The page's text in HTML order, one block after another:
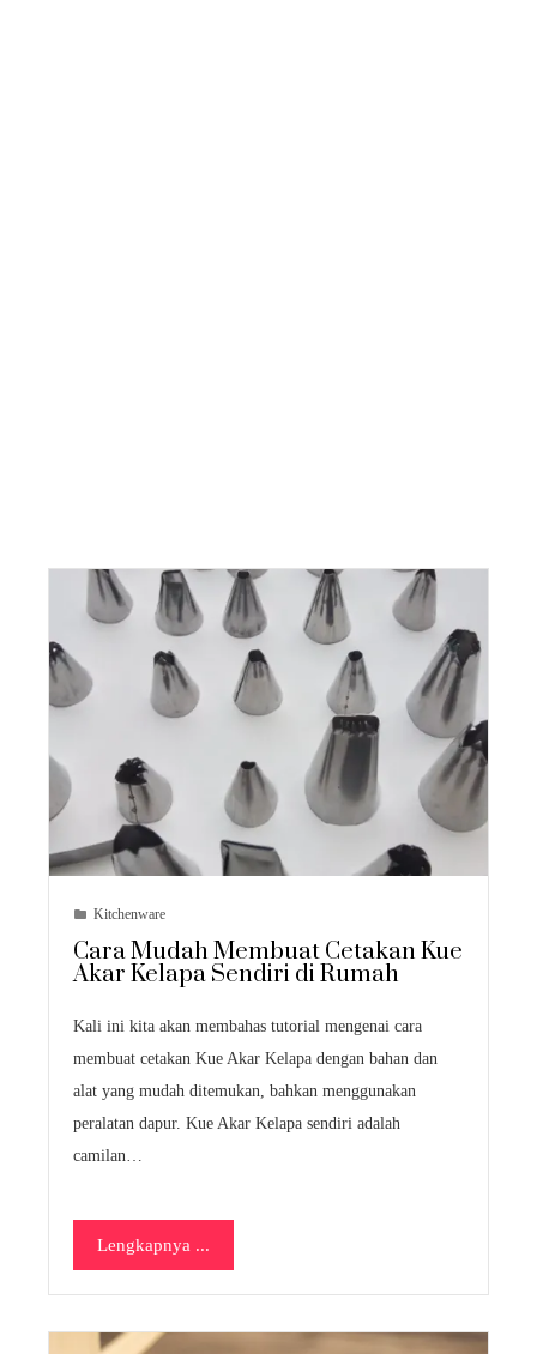
Kitchenware
Cara Mudah Membuat Cetakan Kue
Akar Kelapa Sendiri di Rumah
Kali ini kita akan membahas tutorial mengenai cara
membuat cetakan Kue Akar Kelapa dengan bahan dan
alat yang mudah ditemukan, bahkan menggunakan
peralatan dapur. Kue Akar Kelapa sendiri adalah
camilan…
Lengkapnya ...